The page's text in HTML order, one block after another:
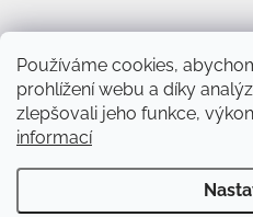
Používáme cookies,
prohlížení webu a díky
zlepšovali jeho funkce,
informací
Vytvořil Shoptet